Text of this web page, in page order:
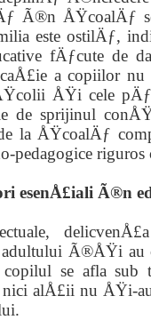
Ã®n ÅŸcoalÄƒ
este ostilÄƒ,
fÄƒcute de
a copiilor nu
ÅŸi cele
de sprijinul
la ÅŸcoalÄƒ
pedagogice riguros
esenÅ£iali Ã®n
Ã®ÅŸi au
se afla
alÅ£ii nu ÅŸi-